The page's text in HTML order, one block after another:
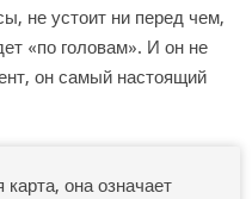
не устоит ни перед чем,
«по головам». И он не
он самый настоящий
она означает